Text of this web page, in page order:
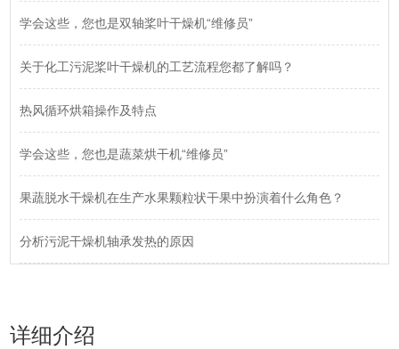
学会这些，您也是双轴桨叶干燥机“维修员”
关于化工污泥桨叶干燥机的工艺流程您都了解吗？
热风循环烘箱操作及特点
学会这些，您也是蔬菜烘干机“维修员”
果蔬脱水干燥机在生产水果颗粒状干果中扮演着什么角色？
分析污泥干燥机轴承发热的原因
详细介绍